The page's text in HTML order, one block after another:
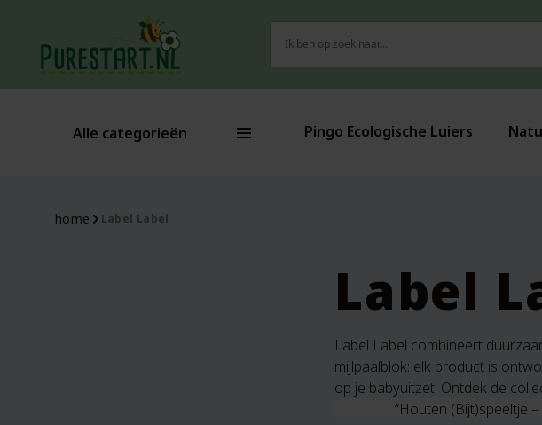
naar:
Alle categorieën Pingo Ecologische Luiers
home Label Label
Label
Label Label combineert
mijlpaalblok: elk product is
op je babyuitzet. Ontdek de
“Houten (Bijt)speeltje